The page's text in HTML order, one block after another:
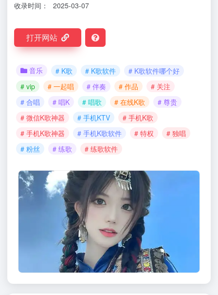
收录时间： 2025-03-07
打开网站
音乐 # K歌 # K歌软件
# K歌软件哪个好
# vip
# 一起唱 # 伴奏 # 作品
# 关注
# 合唱
# 唱K # 唱歌 # 在线K歌
# 尊贵
# 微信K歌神器
# 手机KTV
# 手机K歌
# 手机K歌神器
# 手机K歌软件 # 特权
# 独唱
# 粉丝
# 练歌 # 练歌软件